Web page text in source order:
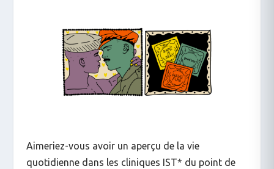
Aimeriez-vous avoir un aperçu de la vie
quotidienne dans les cliniques IST* du point de